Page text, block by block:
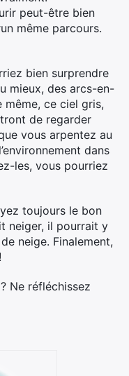
peut-être bien
même parcours.
bien surprendre
mieux, des arcs-en-
ce ciel gris,
de regarder
vous arpentez au
dans
les, vous pourriez
toujours le bon
neiger, il pourrait y
neige. Finalement,
Ne réfléchissez